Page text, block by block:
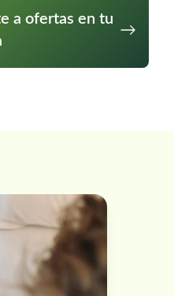
a ofertas en tu